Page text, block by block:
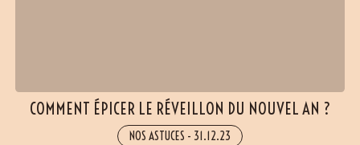
COMMENT ÉPICER LE RÉVEILLON DU NOUVEL AN ?
NOS ASTUCES - 31.12.23